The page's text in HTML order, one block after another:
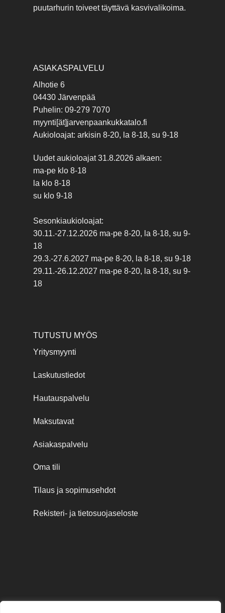
puutarhurin toiveet täyttävä kasvivalikoima.
ASIAKASPALVELU
Alhotie 6
04430 Järvenpää
Puhelin: 09-279 7070
myynti[ät]jarvenpaankukkatalo.fi
Aukioloajat: arkisin 8-20, la 8-18, su 9-18
Uudet aukioloajat 31.8.2026 alkaen:
ma-pe klo 8-18
la klo 8-18
su klo 9-18
Sesonkiaukioloajat:
30.11.-27.12.2026 ma-pe 8-20, la 8-18, su 9-
18
29.3.-27.6.2027 ma-pe 8-20, la 8-18, su 9-18
29.11.-26.12.2027 ma-pe 8-20, la 8-18, su 9-
18
TUTUSTU MYÖS
Yritysmyynti
Laskutustiedot
Hautauspalvelu
Maksutavat
Asiakaspalvelu
Oma tili
Tilaus ja sopimusehdot
Rekisteri- ja tietosuojaseloste